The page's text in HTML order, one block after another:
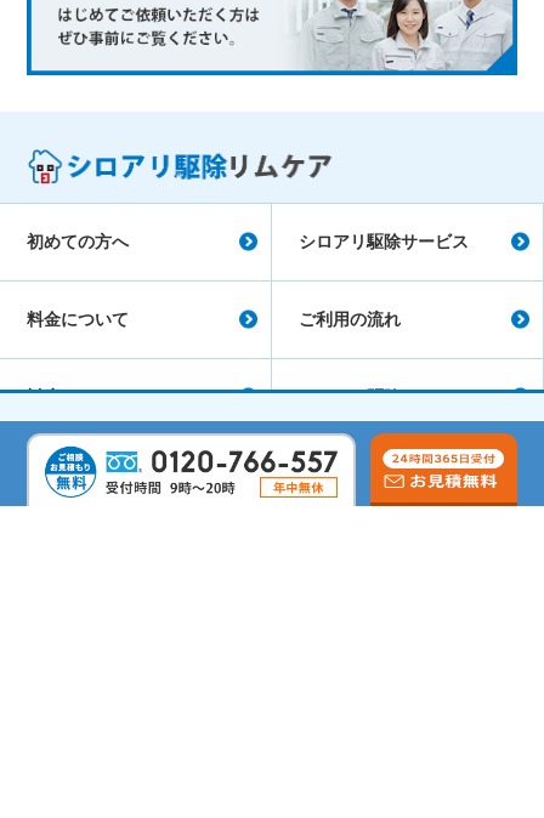
初めての方へ シロアリ駆除サービス
料金について ご利用の流れ
対応エリア シロアリ駆除コラム
会社概要 よくあるご質問